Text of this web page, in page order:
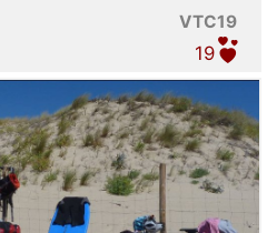
VTC19
19